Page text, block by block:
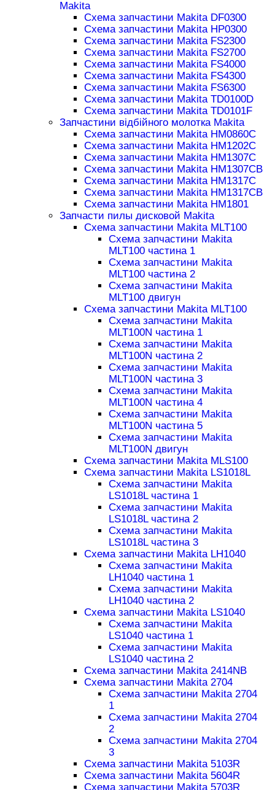
Makita
Схема запчастини Makita DF0300
Схема запчастини Makita HP0300
Схема запчастини Makita FS2300
Схема запчастини Makita FS2700
Схема запчастини Makita FS4000
Схема запчастини Makita FS4300
Схема запчастини Makita FS6300
Схема запчастини Makita TD0100D
Схема запчастини Makita TD0101F
Запчастини відбійного молотка Makita
Схема запчастини Makita HM0860C
Схема запчастини Makita HM1202C
Схема запчастини Makita HM1307C
Схема запчастини Makita HM1307CB
Схема запчастини Makita HM1317C
Схема запчастини Makita HM1317CB
Схема запчастини Makita HM1801
Запчасти пилы дисковой Makita
Схема запчастини Makita MLT100
Схема запчастини Makita
MLT100 частина 1
Схема запчастини Makita
MLT100 частина 2
Схема запчастини Makita
MLT100 двигун
Схема запчастини Makita MLT100
Схема запчастини Makita
MLT100N частина 1
Схема запчастини Makita
MLT100N частина 2
Схема запчастини Makita
MLT100N частина 3
Схема запчастини Makita
MLT100N частина 4
Схема запчастини Makita
MLT100N частина 5
Схема запчастини Makita
MLT100N двигун
Схема запчастини Makita MLS100
Схема запчастини Makita LS1018L
Схема запчастини Makita
LS1018L частина 1
Схема запчастини Makita
LS1018L частина 2
Схема запчастини Makita
LS1018L частина 3
Схема запчастини Makita LH1040
Схема запчастини Makita
LH1040 частина 1
Схема запчастини Makita
LH1040 частина 2
Схема запчастини Makita LS1040
Схема запчастини Makita
LS1040 частина 1
Схема запчастини Makita
LS1040 частина 2
Схема запчастини Makita 2414NB
Схема запчастини Makita 2704
Схема запчастини Makita 2704
1
Схема запчастини Makita 2704
2
Схема запчастини Makita 2704
3
Схема запчастини Makita 5103R
Схема запчастини Makita 5604R
Схема запчастини Makita 5703R